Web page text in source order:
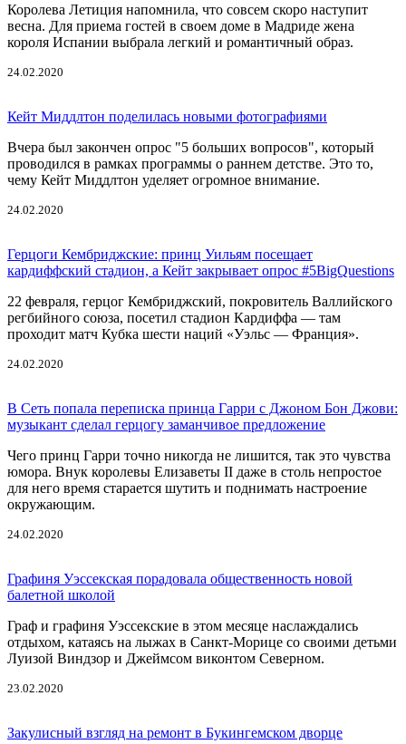
Королева Летиция напомнила, что совсем скоро наступит
весна. Для приема гостей в своем доме в Мадриде жена
короля Испании выбрала легкий и романтичный образ.
24.02.2020
Кейт Миддлтон поделилась новыми фотографиями
Вчера был закончен опрос "5 больших вопросов", который
проводился в рамках программы о раннем детстве. Это то,
чему Кейт Миддлтон уделяет огромное внимание.
24.02.2020
Герцоги Кембриджские: принц Уильям посещает
кардиффский стадион, а Кейт закрывает опрос #5BigQuestions
22 февраля, герцог Кембриджский, покровитель Валлийского
регбийного союза, посетил стадион Кардиффа — там
проходит матч Кубка шести наций «Уэльс — Франция».
24.02.2020
В Сеть попала переписка принца Гарри с Джоном Бон Джови:
музыкант сделал герцогу заманчивое предложение
Чего принц Гарри точно никогда не лишится, так это чувства
юмора. Внук королевы Елизаветы II даже в столь непростое
для него время старается шутить и поднимать настроение
окружающим.
24.02.2020
Графиня Уэссекская порадовала общественность новой
балетной школой
Граф и графиня Уэссекские в этом месяце наслаждались
отдыхом, катаясь на лыжах в Санкт-Морице со своими детьми
Луизой Виндзор и Джеймсом виконтом Северном.
23.02.2020
Закулисный взгляд на ремонт в Букингемском дворце